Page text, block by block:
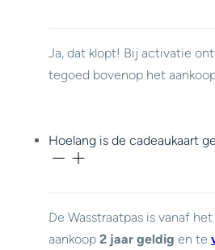
Ja, dat klopt! Bij activatie
tegoed bovenop het
Hoelang is de cadeaukaart
De Wasstraatpas is vanaf
aankoop 2 jaar geldig en te